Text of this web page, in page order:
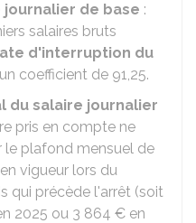
journalier de base :
salaires bruts
d'interruption du
coefficient de 91,25.
du salaire journalier
pris en compte ne
le plafond mensuel de
vigueur lors du
qui précède l'arrêt (soit
2025 ou 3 864 € en